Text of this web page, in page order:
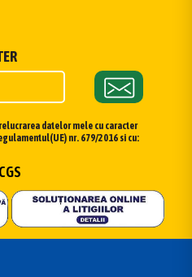
datelor mele cu caracter
nr. 679/2016 si cu:
CGS